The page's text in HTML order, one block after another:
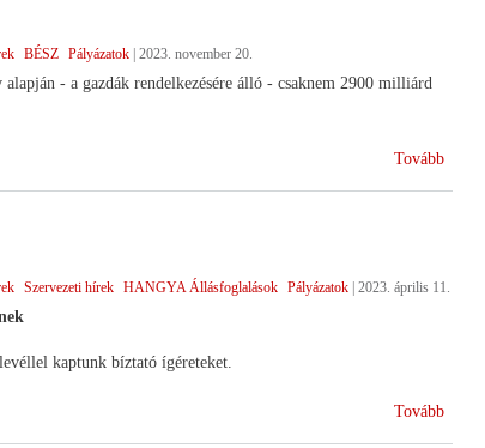
BÉSZ Pályázatok | 2023. november 20.
- a gazdák rendelkezésére álló - csaknem 2900 milliárd
Tovább
Szervezeti hírek HANGYA Állásfoglalások Pályázatok | 2023. április 11.
kaptunk bíztató ígéreteket.
Tovább